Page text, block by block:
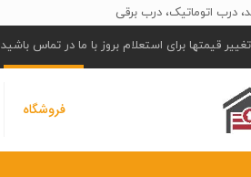
درب اتوماتیک، درب برقی
قیمتها برای استعلام بروز با ما در تماس باشید
فروشگاه